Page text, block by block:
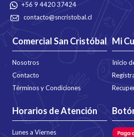
+56 9 4420 37424
contacto@sncristobal.cl
Comercial San Cristóbal
Nosotros
Contacto
Términos y Condiciones
Mi
Inicio
Horarios de Atención
Lunes a Viernes